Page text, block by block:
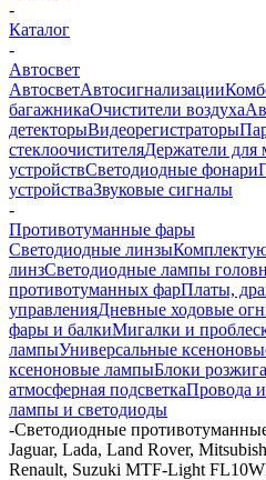
-
Каталог
-
Автосвет
АвтосветАвтосигнализации
багажникаОчистители воздуха
детекторыВидеорегистраторы
стеклоочистителяДержатели для
устройствСветодиодные фонари
устройстваЗвуковые сигналы
-
Противотуманные фары
Светодиодные линзы
линзСветодиодные лампы
противотуманных фарПлаты,
управленияДневные ходовые
фары и балкиМигалки и
лампыУниверсальные
ксеноновые лампыБлоки розжига
атмосферная подсветкаПровода
лампы и светодиоды
-Светодиодные
Jaguar, Lada, Land Rover,
Renault, Suzuki MTF-Light